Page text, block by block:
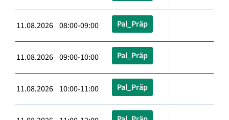
11.08.2026 08:00-09:00 Pal_Präp
11.08.2026 09:00-10:00 Pal_Präp
11.08.2026 10:00-11:00 Pal_Präp